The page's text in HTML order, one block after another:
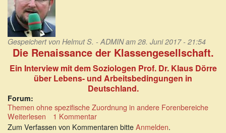
Gespeichert von Helmut S. - ADMINam 28. Juni 2017 - 21:54
Die Renaissance der Klassengesellschaft.
Ein Interview mit dem Soziologen Prof. Dr. Klaus Dörre
über Lebens- und Arbeitsbedingungen in
Deutschland.
Forum:
Themen ohne spezifische Zuordnung in andere Forenbereiche
Weiterlesen über
Die
1 Kommentar
Zum Verfassen von Kommentaren bitteAnmelden.